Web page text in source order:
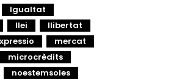
Igualtat
llei
llibertat
mercat
microcrèdits
noestemsoles